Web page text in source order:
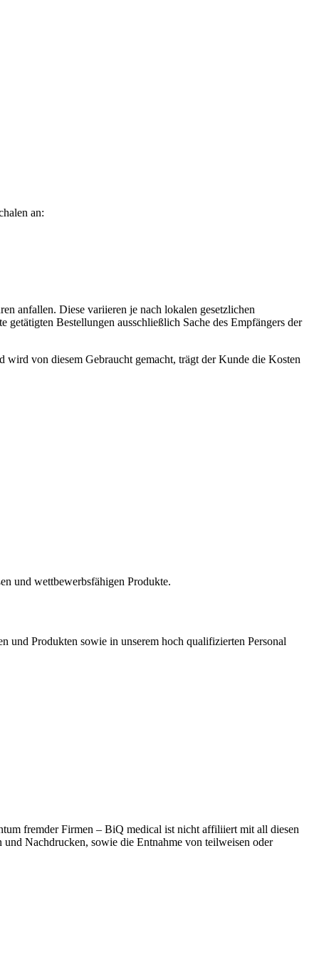
an:
anfallen. Diese variieren je nach lokalen gesetzlichen
Bestellungen ausschließlich Sache des Empfängers der
von diesem Gebraucht gemacht, trägt der Kunde die Kosten
und wettbewerbsfähigen Produkte.
und Produkten sowie in unserem hoch qualifizierten Personal
fremder Firmen – BiQ medical ist nicht affiliiert mit all diesen
Nachdrucken, sowie die Entnahme von teilweisen oder